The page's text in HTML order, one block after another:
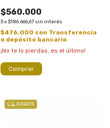
$560.000
3x $186.666,67 sin interés
$476.000 con Transferencia
o depósito bancario
¡No te lo pierdas, es el último!
Comprar
GRATIS